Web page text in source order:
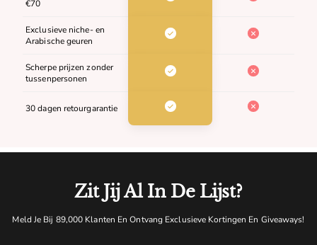
€70
Exclusieve niche- en
Arabische geuren
Scherpe prijzen zonder
tussenpersonen
30 dagen retourgarantie
Zit Jij Al In De Lijst?
Meld Je Bij 89,000 Klanten En Ontvang Exclusieve Kortingen En Giveaways!